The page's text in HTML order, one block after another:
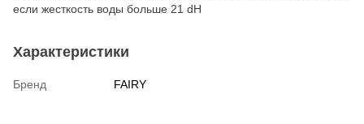
если жесткость воды больше 21 dH
Характеристики
Бренд FAIRY